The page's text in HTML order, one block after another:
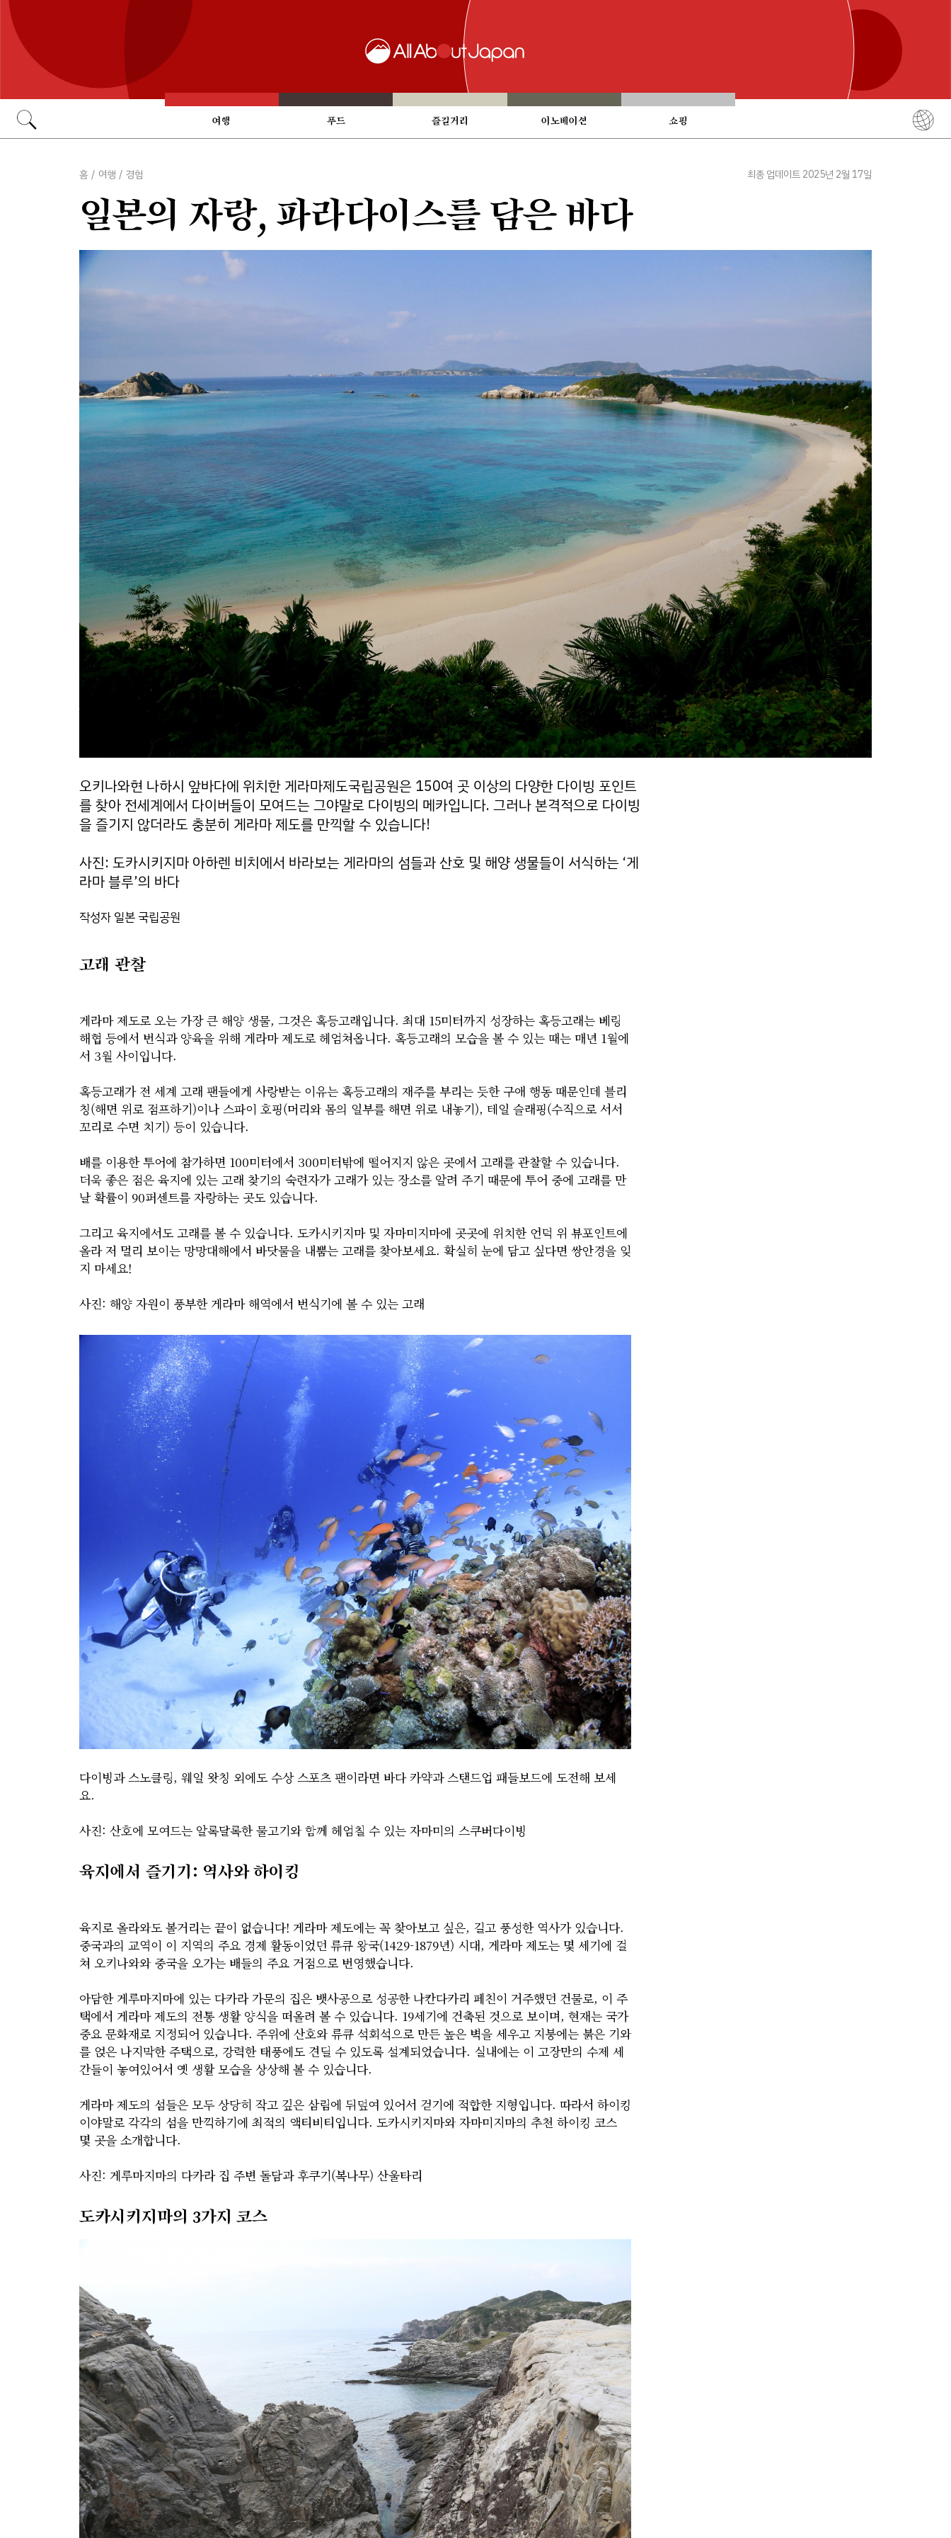
여행 푸드 즐길거리 이노베이션 쇼핑
简体中文
홈 / 여행 / 경험 최종 업데이트 2025년 2월 17일
일본의 자랑, 파라다이스를 담은 바다
오키나와현 나하시 앞바다에 위치한 게라마제도국립공원은 150여 곳 이상의 다양한 다이빙 포인트
를 찾아 전세계에서 다이버들이 모여드는 그야말로 다이빙의 메카입니다. 그러나 본격적으로 다이빙
을 즐기지 않더라도 충분히 게라마 제도를 만끽할 수 있습니다!
사진: 도카시키지마 아하렌 비치에서 바라보는 게라마의 섬들과 산호 및 해양 생물들이 서식하는 ‘게
라마 블루’의 바다
작성자 일본 국립공원
고래 관찰
게라마 제도로 오는 가장 큰 해양 생물, 그것은 혹등고래입니다. 최대 15미터까지 성장하는 혹등고래는 베링
해협 등에서 번식과 양육을 위해 게라마 제도로 헤엄쳐옵니다. 혹등고래의 모습을 볼 수 있는 때는 매년 1월에
서 3월 사이입니다.
혹등고래가 전 세계 고래 팬들에게 사랑받는 이유는 혹등고래의 재주를 부리는 듯한 구애 행동 때문인데 블리
칭(해면 위로 점프하기)이나 스파이 호핑(머리와 몸의 일부를 해면 위로 내놓기), 테일 슬래핑(수직으로 서서
꼬리로 수면 치기) 등이 있습니다.
배를 이용한 투어에 참가하면 100미터에서 300미터밖에 떨어지지 않은 곳에서 고래를 관찰할 수 있습니다.
더욱 좋은 점은 육지에 있는 고래 찾기의 숙련자가 고래가 있는 장소를 알려 주기 때문에 투어 중에 고래를 만
날 확률이 90퍼센트를 자랑하는 곳도 있습니다.
그리고 육지에서도 고래를 볼 수 있습니다. 도카시키지마 및 자마미지마에 곳곳에 위치한 언덕 위 뷰포인트에
올라 저 멀리 보이는 망망대해에서 바닷물을 내뿜는 고래를 찾아보세요. 확실히 눈에 담고 싶다면 쌍안경을 잊
지 마세요!
사진: 해양 자원이 풍부한 게라마 해역에서 번식기에 볼 수 있는 고래
다이빙과 스노클링, 웨일 왓칭 외에도 수상 스포츠 팬이라면 바다 카약과 스탠드업 패들보드에 도전해 보세
요.
사진: 산호에 모여드는 알록달록한 물고기와 함께 헤엄칠 수 있는 자마미의 스쿠버다이빙
육지에서 즐기기: 역사와 하이킹
육지로 올라와도 볼거리는 끝이 없습니다! 게라마 제도에는 꼭 찾아보고 싶은, 길고 풍성한 역사가 있습니다.
중국과의 교역이 이 지역의 주요 경제 활동이었던 류큐 왕국(1429-1879년) 시대, 게라마 제도는 몇 세기에 걸
쳐 오키나와와 중국을 오가는 배들의 주요 거점으로 번영했습니다.
아담한 게루마지마에 있는 다카라 가문의 집은 뱃사공으로 성공한 나칸다카리 페친이 거주했던 건물로, 이 주
택에서 게라마 제도의 전통 생활 양식을 떠올려 볼 수 있습니다. 19세기에 건축된 것으로 보이며, 현재는 국가
중요 문화재로 지정되어 있습니다. 주위에 산호와 류큐 석회석으로 만든 높은 벽을 세우고 지붕에는 붉은 기와
를 얹은 나지막한 주택으로, 강력한 태풍에도 견딜 수 있도록 설계되었습니다. 실내에는 이 고장만의 수제 세
간들이 놓여있어서 옛 생활 모습을 상상해 볼 수 있습니다.
게라마 제도의 섬들은 모두 상당히 작고 깊은 삼림에 뒤덮여 있어서 걷기에 적합한 지형입니다. 따라서 하이킹
이야말로 각각의 섬을 만끽하기에 최적의 액티비티입니다. 도카시키지마와 자마미지마의 추천 하이킹 코스
몇 곳을 소개합니다.
사진: 게루마지마의 다카라 집 주변 돌담과 후쿠기(복나무) 산울타리
도카시키지마의 3가지 코스